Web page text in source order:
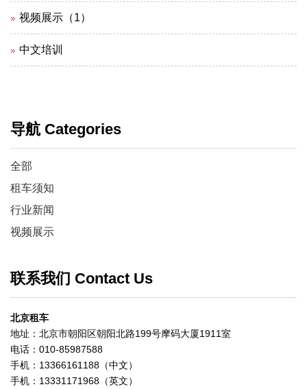
视频展示（1）
中文培训
导航 Categories
全部
租车须知
行业新闻
视频展示
联系我们 Contact Us
北京租车
地址：北京市朝阳区朝阳北路199号摩码大厦1911室
电话：010-85987588
手机：13366161188（中文）
手机：13331171968（英文）